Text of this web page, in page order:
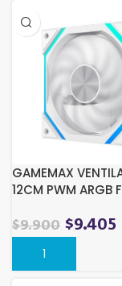
GAMEMAX
12CM PWM ARGB
$9.900 $9.405